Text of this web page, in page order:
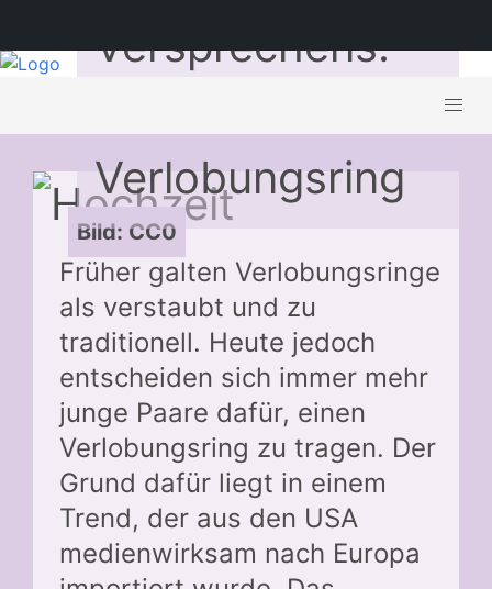
Bild: CC0
Versprechens:
Verlobungsring
Früher galten Verlobungsringe
als verstaubt und zu
traditionell. Heute jedoch
entscheiden sich immer mehr
junge Paare dafür, einen
Verlobungsring zu tragen. Der
Grund dafür liegt in einem
Trend, der aus den USA
medienwirksam nach Europa